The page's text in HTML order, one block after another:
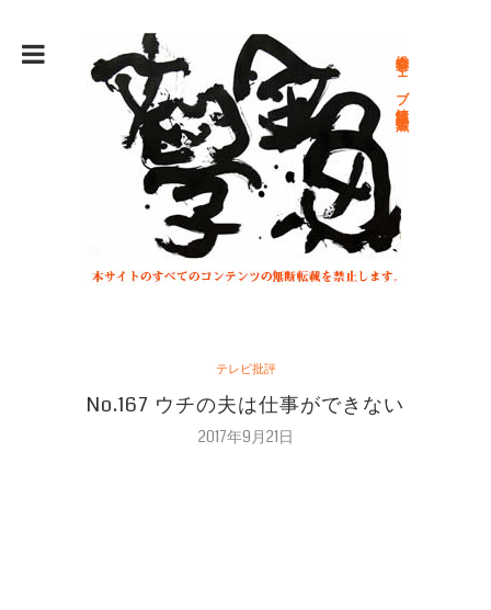
総合文学ウェブ情報誌 文学金魚
テレビ批評
No.167 ウチの夫は仕事ができない
2017年9月21日